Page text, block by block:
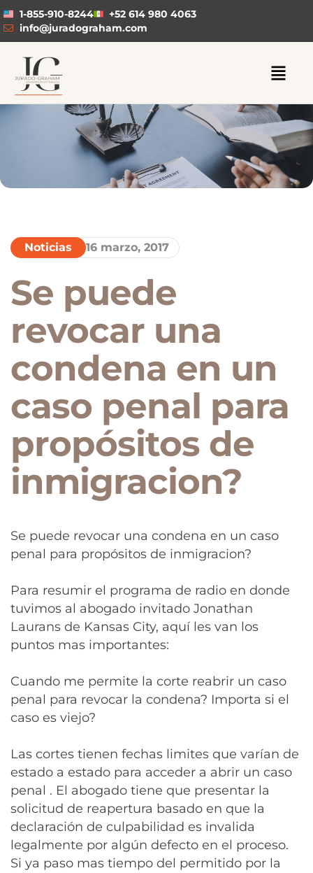
1-855-910-8244
+52 614 980 4063
info@juradograham.com
Noticias 16 marzo, 2017
Se puede
revocar una
condena en un
caso penal para
propósitos de
inmigracion?
Se puede revocar una condena en un caso
penal para propósitos de inmigracion?
Para resumir el programa de radio en donde
tuvimos al abogado invitado Jonathan
Laurans de Kansas City, aquí les van los
puntos mas importantes:
Cuando me permite la corte reabrir un caso
penal para revocar la condena? Importa si el
caso es viejo?
Las cortes tienen fechas limites que varían de
estado a estado para acceder a abrir un caso
penal . El abogado tiene que presentar la
solicitud de reapertura basado en que la
declaración de culpabilidad es invalida
legalmente por algún defecto en el proceso.
Si ya paso mas tiempo del permitido por la